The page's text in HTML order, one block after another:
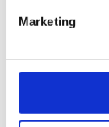
Marketing